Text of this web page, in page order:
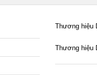
Thương hiệu
Thương hiệu